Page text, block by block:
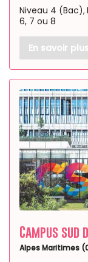
Niveau 4 (Bac),
6, 7 ou 8
En savoir plus
Campus sud
Alpes Maritimes